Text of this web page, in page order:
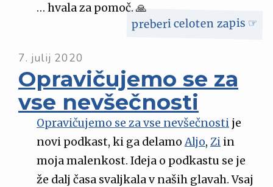
… hvala za pomoč. 🙏
preberi celoten zapis ☞
7. julij 2020
Opravičujemo se za
vse nevšečnosti
Opravičujemo se za vse nevšečnosti je
novi podkast, ki ga delamoAljo, Zi in
moja malenkost. Ideja o podkastu se je
že dalj časa svaljkala v naših glavah. Vsaj